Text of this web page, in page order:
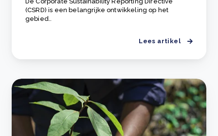
(CSRD) is een belangrijke ontwikkeling op het
gebied..
Lees artikel